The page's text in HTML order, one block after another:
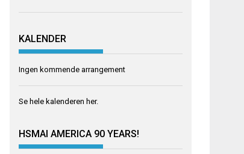
KALENDER
Ingen kommende arrangement
Se hele kalenderen her.
HSMAI AMERICA 90 YEARS!